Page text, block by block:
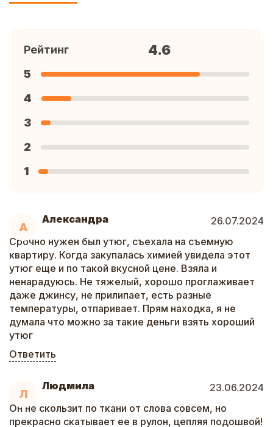
А
Александра
26.07.2024
Срочно нужен был утюг, съехала на съемную
квартиру. Когда закупалась химией увидела этот
утюг еще и по такой вкусной цене. Взяла и
ненарадуюсь. Не тяжелый, хорошо проглаживает
даже джинсу, не прилипает, есть разные
температуры, отпаривает. Прям находка, я не
думала что можно за такие деньги взять хороший
утюг
Ответить
Л
Людмила
23.06.2024
Он не скользит по ткани от слова совсем, но
прекрасно скатывает ее в рулон, цепляя подошвой!
Рейтинг 4.6
5
4
3
2
1